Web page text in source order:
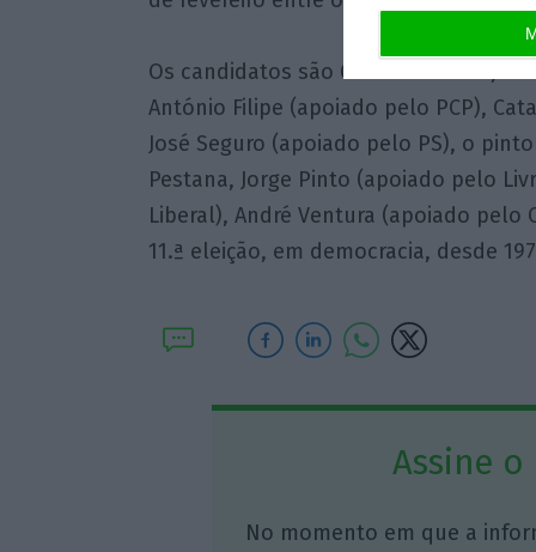
Os candidatos são Gouveia e Melo,
António Filipe (apoiado pelo PCP),
José Seguro (apoiado pelo PS), o
Pestana, Jorge Pinto (apoiado pelo
Liberal), André Ventura (apoiado pelo
11.ª eleição, em democracia, desde
Assine o
No momento em que a